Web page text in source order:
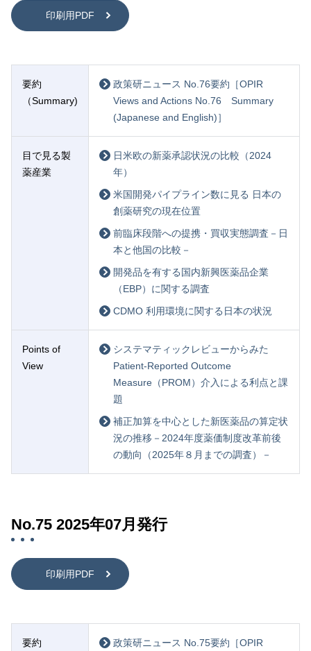
印刷用PDF
要約
（Summary)
政策研ニュース No.76要約［OPIR
Views and Actions No.76 Summary
(Japanese and English)］
目で見る製
薬産業
日米欧の新薬承認状況の比較（2024
年）
米国開発パイプライン数に見る 日本の
創薬研究の現在位置
前臨床段階への提携・買収実態調査－日
本と他国の比較－
開発品を有する国内新興医薬品企業
（EBP）に関する調査
CDMO 利用環境に関する日本の状況
Points of
View
システマティックレビューからみた
Patient-Reported Outcome
Measure（PROM）介入による利点と課
題
補正加算を中心とした新医薬品の算定状
況の推移－2024年度薬価制度改革前後
の動向（2025年８月までの調査）－
No.75 2025年07月発行
印刷用PDF
要約
政策研ニュース No.75要約［OPIR